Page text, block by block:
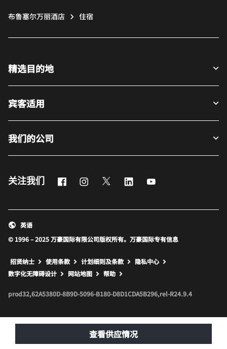
查看供应情况
布鲁塞尔万丽酒店 住宿
精选目的地
宾客适用
我们的公司
关注我们 FacebookInstagram
Twitter LinkedIn
© 1996 – 2025 万豪国际有限公司版权所有。万豪国际专有信息
英语
招贤纳士 使用条款 计划细则及条款
隐私中心
数字化无障碍设计
网站地图 打开新窗口
帮助
prod32,62A5380D-8B9D-5096-B180-D8D1CDA5B296,rel-R24.9.4